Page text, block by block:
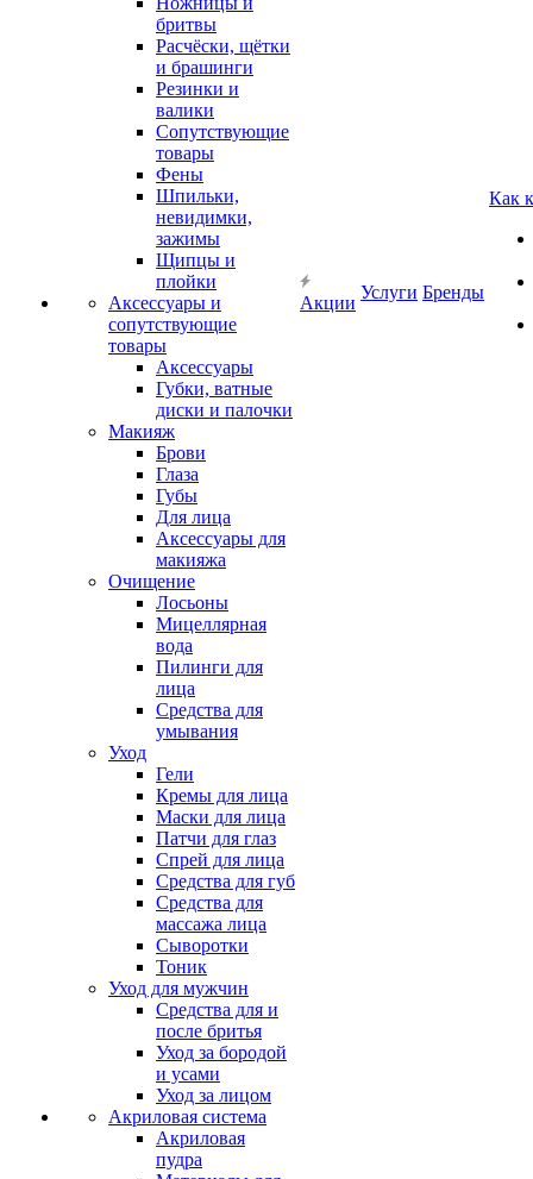
бритвы
Расчёски, щётки
и брашинги
Резинки и
валики
Сопутствующие
товары
Фены
Шпильки,
невидимки,
зажимы
Щипцы и
плойки
Аксессуары и
сопутствующие
товары
Аксессуары
Губки, ватные
диски и палочки
Макияж
Брови
Глаза
Губы
Для лица
Аксессуары для
макияжа
Очищение
Лосьоны
Мицеллярная
вода
Пилинги для
лица
Средства для
умывания
Уход
Гели
Кремы для лица
Маски для лица
Патчи для глаз
Спрей для лица
Средства для губ
Средства для
массажа лица
Сыворотки
Тоник
Уход для мужчин
Средства для и
после бритья
Уход за бородой
и усами
Уход за лицом
Акриловая система
Акриловая
пудра
Акции
Услуги Бренды
Как